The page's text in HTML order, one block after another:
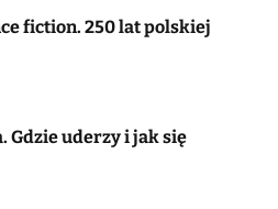
fiction. 250 lat polskiej
Gdzie uderzy i jak się